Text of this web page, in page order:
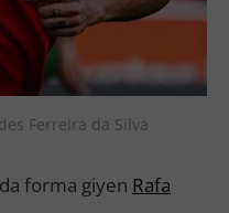
Ferreira da Silva
forma giyen Rafa